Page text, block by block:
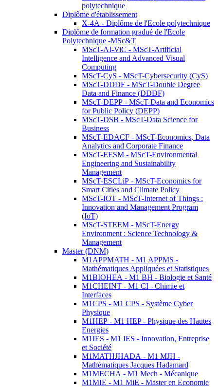
polytechnique
Diplôme d'établissement
X-4A - Diplôme de l'Ecole polytechnique
Diplôme de formation gradué de l'Ecole
Polytechnique -MSc&T
MScT-AI-ViC - MScT-Artificial
Intelligence and Advanced Visual
Computing
MScT-CyS - MScT-Cybersecurity (CyS)
MScT-DDDF - MScT-Double Degree
Data and Finance (DDDF)
MScT-DEPP - MScT-Data and Economics
for Public Policy (DEPP)
MScT-DSB - MScT-Data Science for
Business
MScT-EDACF - MScT-Economics, Data
Analytics and Corporate Finance
MScT-EESM - MScT-Environmental
Engineering and Sustainability
Management
MScT-ESCLiP - MScT-Economics for
Smart Cities and Climate Policy
MScT-IOT - MScT-Internet of Things :
Innovation and Management Program
(IoT)
MScT-STEEM - MScT-Energy
Environment : Science Technology &
Management
Master (DNM)
M1APPMATH - M1 APPMS -
Mathématiques Appliquées et Statistiques
M1BIOHEA - M1 BH - Biologie et Santé
M1CHEINT - M1 CI - Chimie et
Interfaces
M1CPS - M1 CPS - Système Cyber
Physique
M1HEP - M1 HEP - Physique des Hautes
Energies
M1IES - M1 IES - Innovation, Entreprise
et Société
M1MATHJHADA - M1 MJH -
Mathématiques Jacques Hadamard
M1MECHA - M1 Mech - Mécanique
M1MIE - M1 MiE - Master en Economie